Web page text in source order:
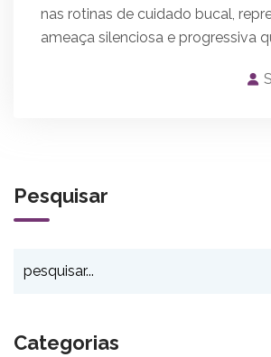
nas rotinas de cuidado bucal,
ameaça silenciosa e progressiva
Pesquisar
Categorias